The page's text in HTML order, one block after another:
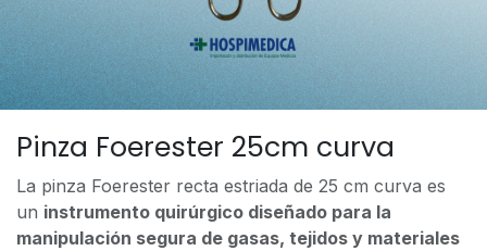
Pinza Foerester 25cm curva
La pinza Foerester recta estriada de 25 cm curva es
un instrumento quirúrgico diseñado para la
manipulación segura de gasas, tejidos y materiales